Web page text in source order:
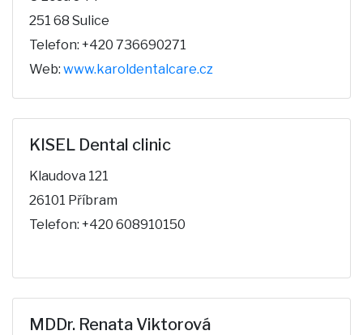
251 68 Sulice
Telefon: +420 736690271
Web: www.karoldentalcare.cz
KISEL Dental clinic
Klaudova 121
26101 Příbram
Telefon: +420 608910150
MDDr. Renata Viktorová